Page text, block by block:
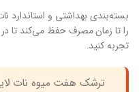
بسته‌بندی بهداشتی و استاندارد
را تا زمان مصرف حفظ می‌کند تا در
تجربه کنید.
ترشک هفت میوه نات